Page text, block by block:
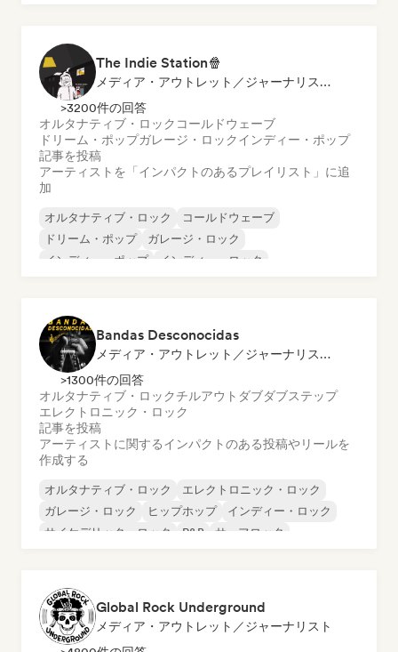
The Indie Station🍿
メディア・アウトレット／ジャーナリスト, プレイリスト・キュレーター
>3200件の回答
オルタナティブ・ロック コールドウェーブ
ドリーム・ポップガレージ・ロックインディー・ポップ
記事を投稿
アーティストを「インパクトのあるプレイリスト」に追
加
オルタナティブ・ロック
コールドウェーブ
ドリーム・ポップ
ガレージ・ロック
インディー・ポップ
インディー・ロック
Bandas Desconocidas
メディア・アウトレット／ジャーナリスト, ソーシャルメディアインフルエンサー
>1300件の回答
オルタナティブ・ロックチルアウト ダブダブステップ
エレクトロニック・ロック
記事を投稿
アーティストに関するインパクトのある投稿やリールを
作成する
オルタナティブ・ロック
エレクトロニック・ロック
ガレージ・ロック
ヒップホップ
インディー・ロック
サイケデリック・ロック
R&B サーフロック
Global Rock Underground
メディア・アウトレット／ジャーナリスト